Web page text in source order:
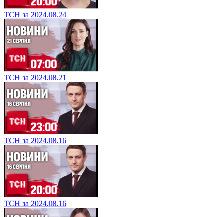
ТСН за 2024.08.24
ТСН за 2024.08.21
ТСН за 2024.08.16
ТСН за 2024.08.16